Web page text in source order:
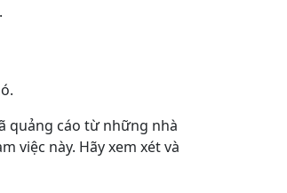
quảng cáo từ những nhà
việc này. Hãy xem xét và